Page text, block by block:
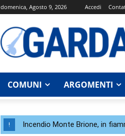
domenica, Agosto 9, 2026 Accedi
COMUNI ARGOMENTI
! Incendio Monte Brione, in